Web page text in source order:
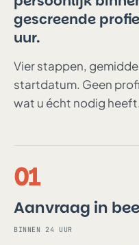
gescreende
uur.
Vier stappen,
startdatum. Geen
wat u écht nodig heeft.
01
Aanvraag in
BINNEN 24 UUR